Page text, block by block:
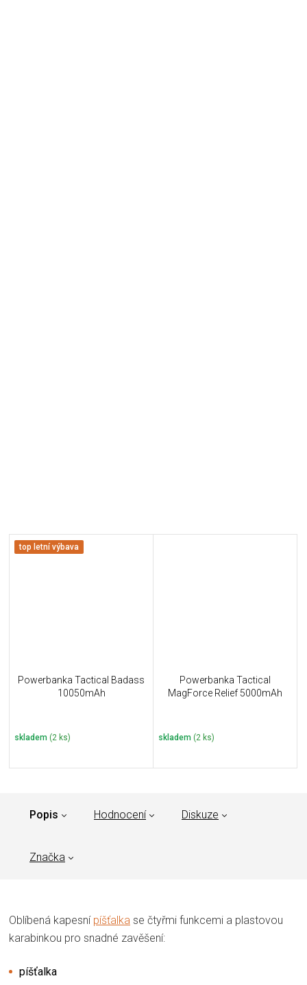
top letní výbava
Powerbanka Tactical Badass
10050mAh
skladem (2 ks)
Powerbanka Tactical
MagForce Relief 5000mAh
skladem (2 ks)
Popis Hodnocení Diskuze
Značka
Oblíbená kapesní píšťalka se čtyřmi funkcemi a plastovou
karabinkou pro snadné zavěšení:
píšťalka